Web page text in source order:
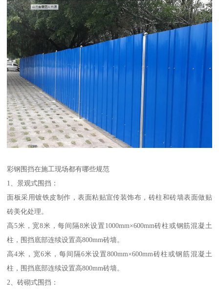
彩钢围挡在施工现场都有哪些规范
1、景观式围挡：
面板采用镀铁皮制作，表面粘贴宣传装饰布，砖柱和砖墙表面做贴
砖美化处理。
高5米，宽8米，每间隔8米设置1000mm×600mm砖柱或钢筋混凝土
柱，围挡底部连续设置高800mm砖墙。
高4米，宽6米，每间隔6米设置800mm×600mm砖柱或钢筋混凝土
柱，围挡底部连续设置高800mm砖墙。
2、砖砌式围挡：